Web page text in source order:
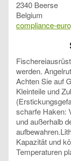
2340 Beerse
Belgium
compliance-
werden.
Achten Sie auf
Kleinteile und
scharfe Haken:
und außerhalb
Kapazität und
Temperaturen